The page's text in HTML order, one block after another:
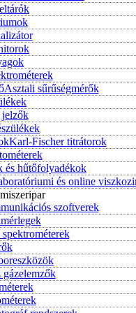
Asztali sűrűségmérők
jelzők
Karl-Fischer titrátorok
és hűtőfolyadékok
és online
szoftverek
gázelemzők